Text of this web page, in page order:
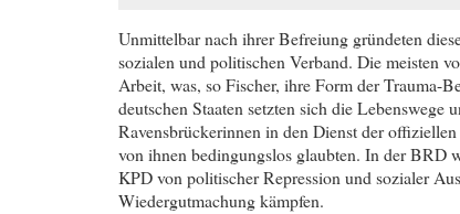
Unmittelbar nach ihrer Befreiung gründeten
sozialen und politischen Verband. Die meisten
Arbeit, was, so Fischer, ihre Form der Trauma-
deutschen Staaten setzten sich die
Ravensbrückerinnen in den Dienst der
von ihnen bedingungslos glaubten. In der BRD
KPD von politischer Repression und sozialer
Wiedergutmachung kämpfen.